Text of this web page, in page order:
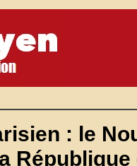
: le
République